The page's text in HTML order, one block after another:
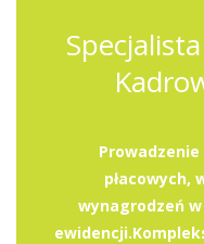
płacowych,
wynagrodzeń